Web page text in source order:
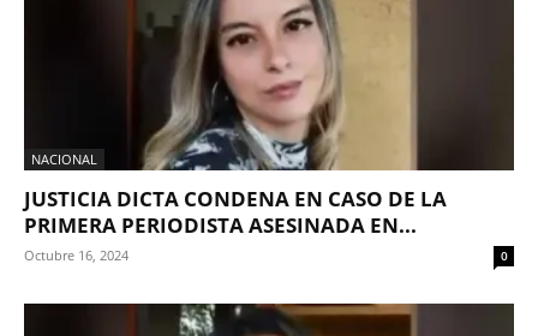
NACIONAL
JUSTICIA DICTA CONDENA EN CASO DE LA
PRIMERA PERIODISTA ASESINADA EN...
Octubre 16, 2024 0